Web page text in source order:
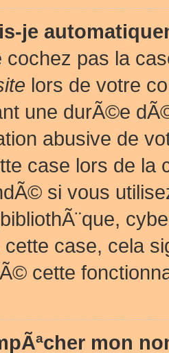
je
cochez pas la
lors de votre
une durÃ©e
abusive de
case lors de
si vous
case, cela
cette
mon